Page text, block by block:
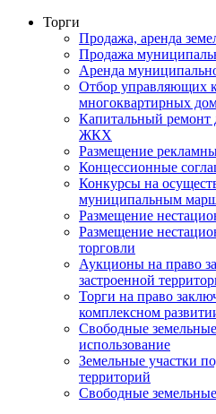
Торги
Продажа, аренда
Продажа
Аренда
Отбор управляющих
многоквартирных
Капитальный ремонт
ЖКХ
Размещение
Концессионные
Конкурсы на
муниципальным
Размещение
Размещение
торговли
Аукционы на право
застроенной
Торги на право
комплексном
Свободные
использование
Земельные участки
территорий
Свободные